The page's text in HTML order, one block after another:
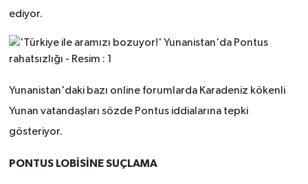
ediyor.
Yunanistan'daki bazı online forumlarda Karadeniz kökenli
Yunan vatandaşları sözde Pontus iddialarına tepki
gösteriyor.
PONTUS LOBİSİNE SUÇLAMA